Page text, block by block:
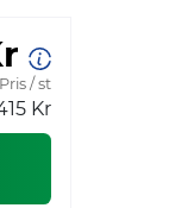
Pris / st
Kr